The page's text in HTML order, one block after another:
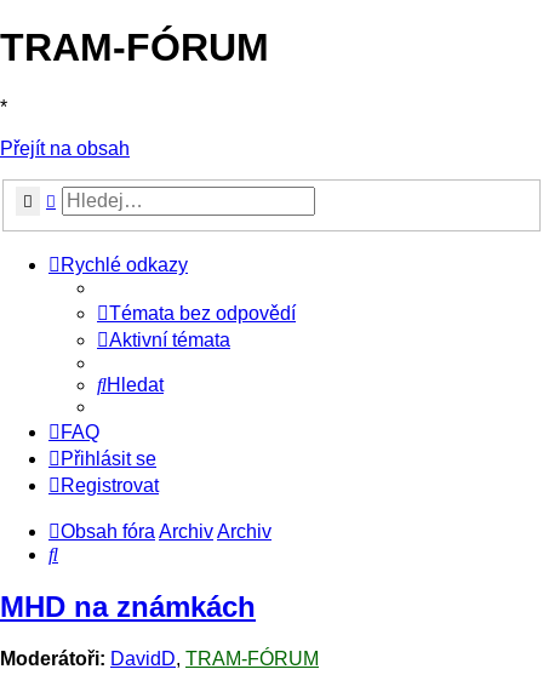
TRAM-FÓRUM
*
Přejít na obsah
HledatPokročilé hledání
Rychlé odkazy
Témata bez odpovědí
Aktivní témata
Hledat
FAQ
Přihlásit se
Registrovat
Obsah fóraArchivArchiv
Hledat
MHD na známkách
Moderátoři: DavidD, TRAM-FÓRUM